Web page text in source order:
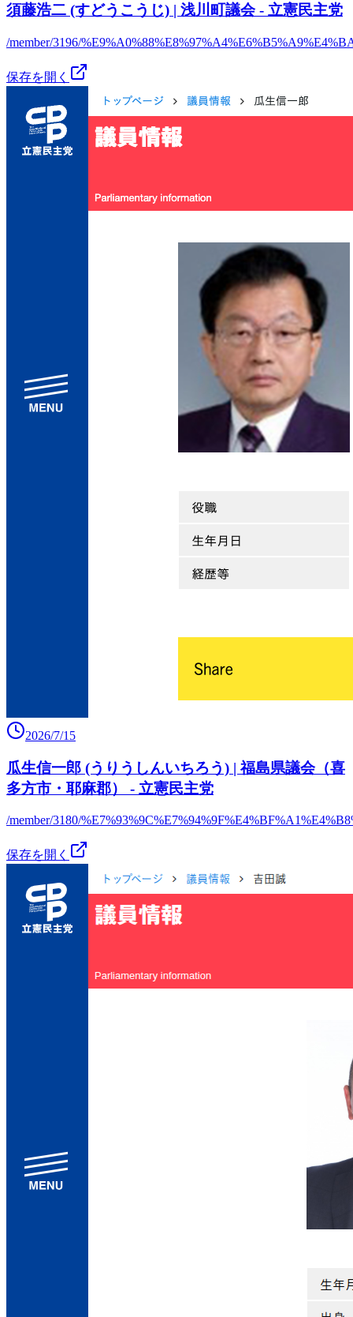
須藤浩二 (すどうこうじ) | 浅川町議会 - 立憲民主党
/member/3196/
保存を開く
2026/7/15
瓜生信一郎 (うりうしんいちろう) | 福島県議会（喜
多方市・耶麻郡） - 立憲民主党
/member/3180/
保存を開く